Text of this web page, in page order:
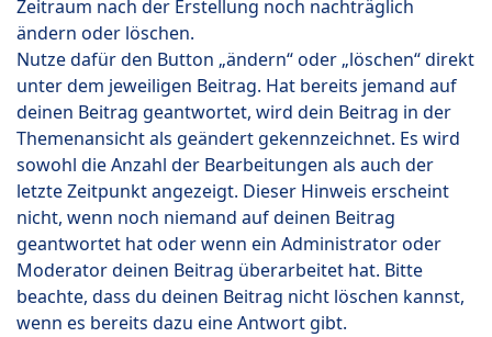
Zeitraum nach der Erstellung noch nachträglich
ändern oder löschen.
Nutze dafür den Button „ändern“ oder „löschen“ direkt
unter dem jeweiligen Beitrag. Hat bereits jemand auf
deinen Beitrag geantwortet, wird dein Beitrag in der
Themenansicht als geändert gekennzeichnet. Es wird
sowohl die Anzahl der Bearbeitungen als auch der
letzte Zeitpunkt angezeigt. Dieser Hinweis erscheint
nicht, wenn noch niemand auf deinen Beitrag
geantwortet hat oder wenn ein Administrator oder
Moderator deinen Beitrag überarbeitet hat. Bitte
beachte, dass du deinen Beitrag nicht löschen kannst,
wenn es bereits dazu eine Antwort gibt.